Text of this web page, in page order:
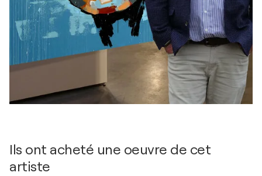
Ils ont acheté une oeuvre de cet
artiste